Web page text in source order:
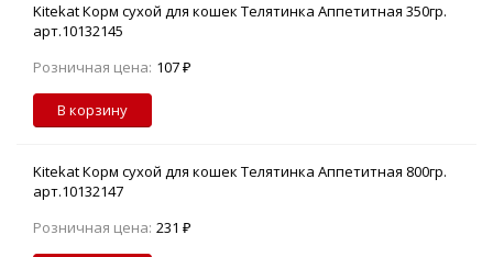
Kitekat Корм сухой для кошек Телятинка Аппетитная 350гр.
арт.10132145
Розничная цена: 107 ₽
В корзину
Kitekat Корм сухой для кошек Телятинка Аппетитная 800гр.
арт.10132147
Розничная цена: 231 ₽